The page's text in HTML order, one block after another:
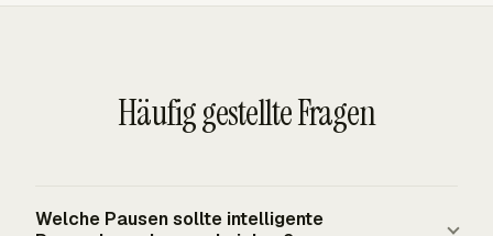
Häufig gestellte Fragen
Welche Pausen sollte intelligente